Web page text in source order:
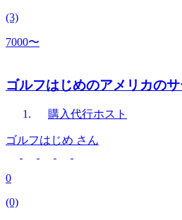
(3)
7000〜
ゴルフはじめのアメリカの
購入代行ホスト
ゴルフはじめ さん
0
(0)